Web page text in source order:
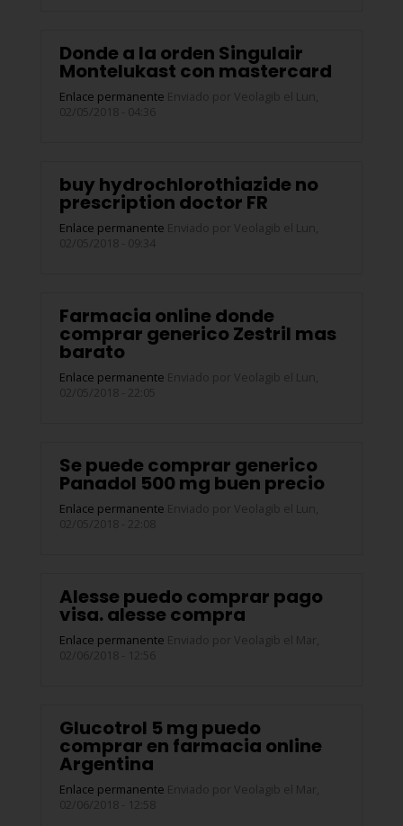
Donde a la orden Singulair
Montelukast con mastercard
Enlace permanente Enviado por Veolagib el Lun,
02/05/2018 - 04:36
buy hydrochlorothiazide no
prescription doctor FR
Enlace permanente Enviado por Veolagib el Lun,
02/05/2018 - 09:34
Farmacia online donde
comprar generico Zestril mas
barato
Enlace permanente Enviado por Veolagib el Lun,
02/05/2018 - 22:05
Se puede comprar generico
Panadol 500 mg buen precio
Enlace permanente Enviado por Veolagib el Lun,
02/05/2018 - 22:08
Alesse puedo comprar pago
visa. alesse compra
Enlace permanente Enviado por Veolagib el Mar,
02/06/2018 - 12:56
Glucotrol 5 mg puedo
comprar en farmacia online
Argentina
Enlace permanente Enviado por Veolagib el Mar,
02/06/2018 - 12:58